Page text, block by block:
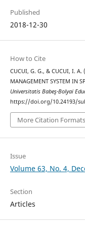
Published
2018-12-30
How to Cite
CUCUI, G. G., & CUCUI, I. A.
MANAGEMENT SYSTEM IN
Universitatis Babeş-Bolyai
https://doi.org/10.24193/
More Citation Formats
Issue
Volume 63, No. 4,
Section
Articles